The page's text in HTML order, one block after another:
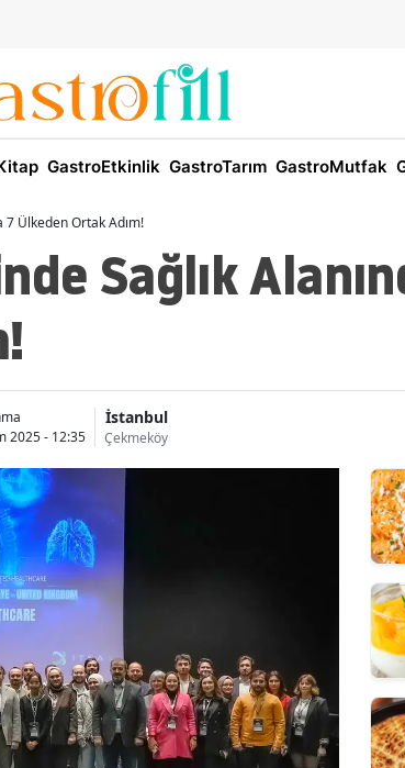
GastroEtkinlik GastroTarım GastroMutfak
7 Ülkeden Ortak Adım!
Sağlık
2025 - 12:35
İstanbul
Çekmeköy